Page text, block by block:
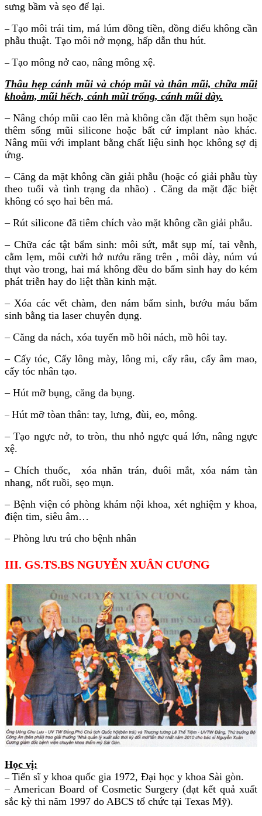
sưng bầm và sẹo để lại.
–Tạo môi trái tim, má lúm đồng tiền, đồng điếu không cần
phẫu thuật. Tạo môi nở mọng, hấp dẫn thu hút.
– Tạo mông nở cao, nâng mông xệ.
Thâu hẹp cánh mũi và chóp mũi và thân mũi, chữa mũi
khoằm, mũi hếch, cánh mũi trống, cánh mũi dày.
– Nâng chóp mũi cao lên mà không cần đặt thêm sụn hoặc
thêm sống mũi silicone hoặc bất cứ implant nào khác.
Nâng mũi với implant bằng chất liệu sinh học không sợ dị
ứng.
– Căng da mặt không cần giải phẫu (hoặc có giải phẫu tùy
theo tuổi và tình trạng da nhão) . Căng da mặt đặc biệt
không có sẹo hai bên má.
– Rút silicone đã tiêm chích vào mặt không cần giải phẫu.
– Chữa các tật bẩm sinh: môi sứt, mắt sụp mí, tai vễnh,
cằm lẹm, môi cười hở nướu răng trên , môi dày, núm vú
thụt vào trong, hai má không đều do bẩm sinh hay do kém
phát triễn hay do liệt thần kinh mặt.
– Xóa các vết chàm, đen nám bẩm sinh, bướu máu bẩm
sinh bằng tia laser chuyên dụng.
– Căng da nách, xóa tuyến mồ hôi nách, mồ hôi tay.
– Cấy tóc, Cấy lông mày, lông mi, cấy râu, cấy âm mao,
cấy tóc nhân tạo.
– Hút mỡ bụng, căng da bụng.
– Hút mỡ tòan thân: tay, lưng, đùi, eo, mông.
– Tạo ngực nở, to tròn, thu nhỏ ngực quá lớn, nâng ngực
xệ.
–Chích thuốc, xóa nhăn trán, đuôi mắt, xóa nám tàn
nhang, nốt ruồi, sẹo mụn.
– Bệnh viện có phòng khám nội khoa, xét nghiệm y khoa,
điện tim, siêu âm…
– Phòng lưu trú cho bệnh nhân
III. GS.TS.BS NGUYỄN XUÂN CƯƠNG
Học vị:
– Tiến sĩ y khoa quốc gia 1972, Đại học y khoa Sài gòn.
– American Board of Cosmetic Surgery (đạt kết quả xuất
sắc kỳ thi năm 1997 do ABCS tổ chức tại Texas Mỹ).